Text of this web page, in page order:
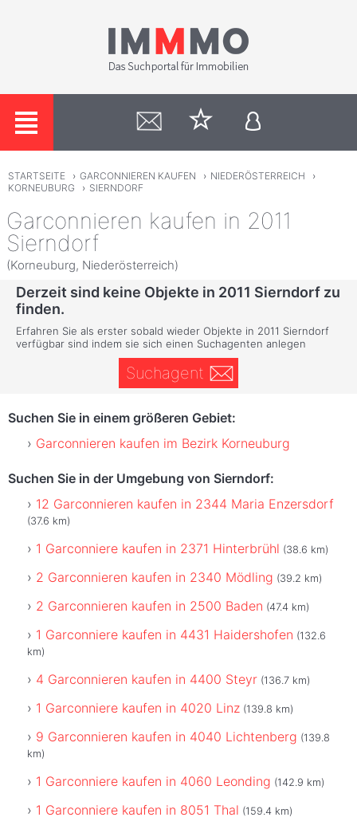
STARTSEITE › GARCONNIEREN KAUFEN › NIEDERÖSTERREICH
›
KORNEUBURG
› SIERNDORF
Garconnieren kaufen in 2011
Sierndorf
(Korneuburg, Niederösterreich)
Derzeit sind keine Objekte in 2011 Sierndorf zu
finden.
Erfahren Sie als erster sobald wieder Objekte in 2011 Sierndorf
verfügbar sind indem sie sich einen Suchagenten anlegen
Suchagent
Suchen Sie in einem größeren Gebiet:
Garconnieren kaufen im Bezirk Korneuburg
Suchen Sie in der Umgebung von Sierndorf:
12 Garconnieren kaufen in 2344 Maria Enzersdorf
(37.6 km)
1 Garconniere kaufen in 2371 Hinterbrühl (38.6 km)
2 Garconnieren kaufen in 2340 Mödling (39.2 km)
2 Garconnieren kaufen in 2500 Baden (47.4 km)
1 Garconniere kaufen in 4431 Haidershofen (132.6
km)
4 Garconnieren kaufen in 4400 Steyr (136.7 km)
1 Garconniere kaufen in 4020 Linz (139.8 km)
9 Garconnieren kaufen in 4040 Lichtenberg (139.8
km)
1 Garconniere kaufen in 4060 Leonding (142.9 km)
1 Garconniere kaufen in 8051 Thal (159.4 km)